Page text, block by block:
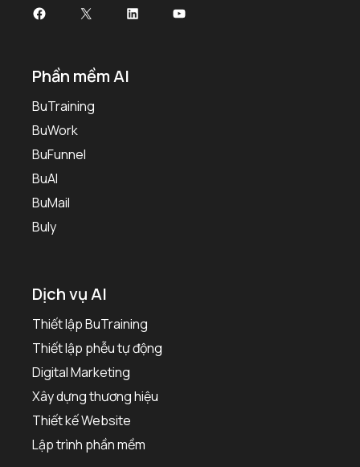
Facebook
X LinkedInYoutube
Phần mềm AI
BuTraining
BuWork
BuFunnel
BuAI
BuMail
Buly
Dịch vụ AI
Thiết lập BuTraining
Thiết lập phễu tự động
Digital Marketing
Xây dựng thương hiệu
Thiết kế Website
Lập trình phần mềm